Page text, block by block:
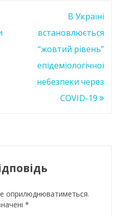
В Україні
встановлюється
“жовтий рівень”
епідеміологічної
небезпеки через
COVID-19
оприлюднюватиметься.
*